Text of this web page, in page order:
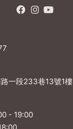
一段233巷13號1樓
- 19:00